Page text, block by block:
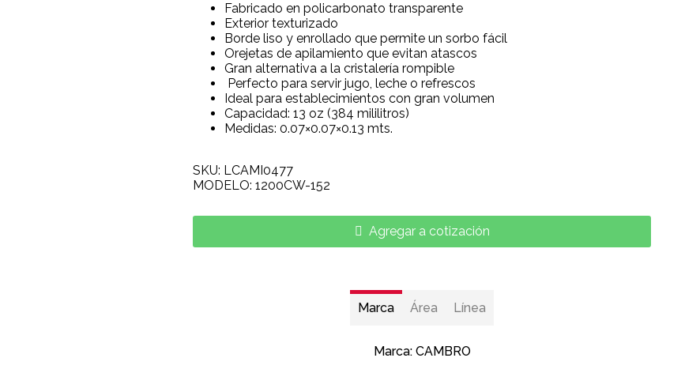
Fabricado en policarbonato transparente
Exterior texturizado
Borde liso y enrollado que permite un sorbo fácil
Orejetas de apilamiento que evitan atascos
Gran alternativa a la cristalería rompible
Perfecto para servir jugo, leche o refrescos
Ideal para establecimientos con gran volumen
Capacidad: 13 oz (384 mililitros)
Medidas: 0.07×0.07×0.13 mts.
SKU: LCAMI0477
MODELO: 1200CW-152
Agregar a cotización
Marca Área Línea
Marca: CAMBRO